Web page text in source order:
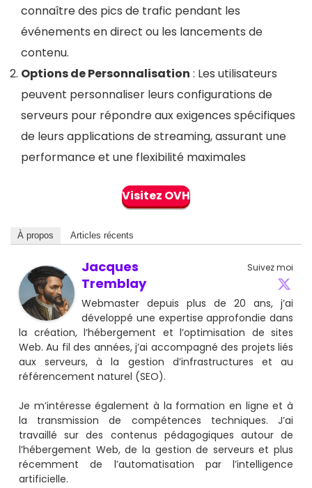
connaître des pics de trafic pendant les
événements en direct ou les lancements de
contenu​​.
Options de Personnalisation : Les utilisateurs
peuvent personnaliser leurs configurations de
serveurs pour répondre aux exigences spécifiques
de leurs applications de streaming, assurant une
performance et une flexibilité maximales
Visitez OVH
À propos Articles récents
Suivez moi
Jacques
Tremblay
Webmaster depuis plus de 20 ans, j’ai
développé une expertise approfondie dans
la création, l’hébergement et l’optimisation de sites
Web. Au fil des années, j’ai accompagné des projets liés
aux serveurs, à la gestion d’infrastructures et au
référencement naturel (SEO).
Je m’intéresse également à la formation en ligne et à
la transmission de compétences techniques. J’ai
travaillé sur des contenus pédagogiques autour de
l’hébergement Web, de la gestion de serveurs et plus
récemment de l’automatisation par l’intelligence
artificielle.